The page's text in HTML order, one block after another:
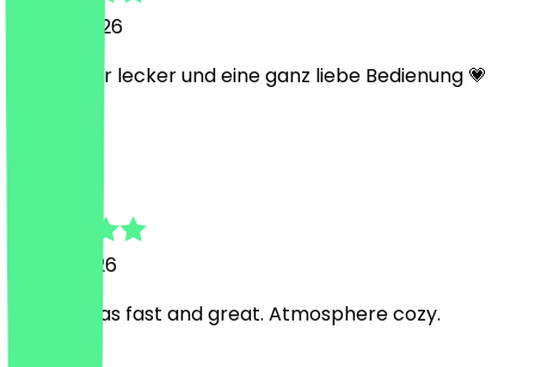
17. Juni 2026
Alles super lecker und eine ganz liebe Bedienung 💗
6. Juni 2026
Service was fast and great. Atmosphere cozy.